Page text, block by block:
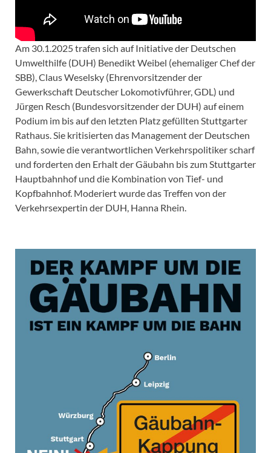
Am 30.1.2025 trafen sich auf Initiative der Deutschen
Umwelthilfe (DUH) Benedikt Weibel (ehemaliger Chef der
SBB), Claus Weselsky (Ehrenvorsitzender der
Gewerkschaft Deutscher Lokomotivführer, GDL) und
Jürgen Resch (Bundesvorsitzender der DUH) auf einem
Podium im bis auf den letzten Platz gefüllten Stuttgarter
Rathaus. Sie kritisierten das Management der Deutschen
Bahn, sowie die verantwortlichen Verkehrspolitiker scharf
und forderten den Erhalt der Gäubahn bis zum Stuttgarter
Hauptbahnhof und die Kombination von Tief- und
Kopfbahnhof. Moderiert wurde das Treffen von der
Verkehrsexpertin der DUH, Hanna Rhein.